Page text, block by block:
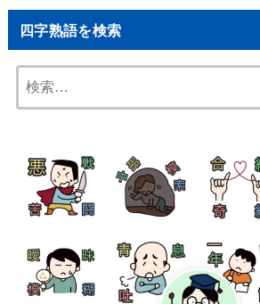
四字熟語を検索
索: